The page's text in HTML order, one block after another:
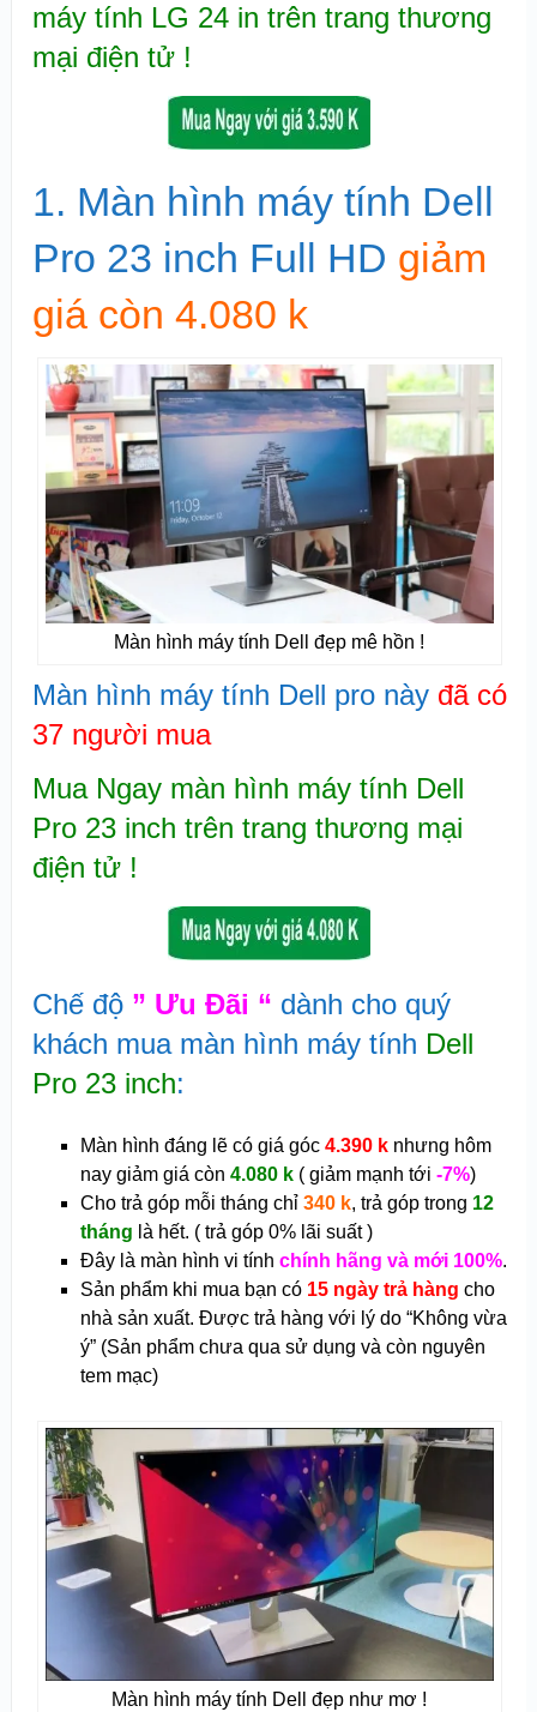
máy tính LG 24 in trên trang thương
mại điện tử !
1. Màn hình máy tính Dell
Pro 23 inch Full HD giảm
giá còn 4.080 k
Màn hình máy tính Dell đẹp mê hồn !
Màn hình máy tính Dell pro này đã có
37 người mua
Mua Ngay màn hình máy tính Dell
Pro 23 inch trên trang thương mại
điện tử !
Chế độ ” Ưu Đãi “ dành cho quý
khách mua màn hình máy tính Dell
Pro 23 inch:
Màn hình đáng lẽ có giá góc 4.390 knhưng hôm
nay giảm giá còn 4.080 k( giảm mạnh tới -7%)
Cho trả góp mỗi tháng chỉ 340 k, trả góp trong 12
tháng là hết. ( trả góp 0% lãi suất )
Đây là màn hình vi tính chính hãng và mới 100%.
Sản phẩm khi mua bạn có 15 ngày trả hàng cho
nhà sản xuất. Được trả hàng với lý do “Không vừa
ý” (Sản phẩm chưa qua sử dụng và còn nguyên
tem mạc)
Màn hình máy tính Dell đẹp như mơ !